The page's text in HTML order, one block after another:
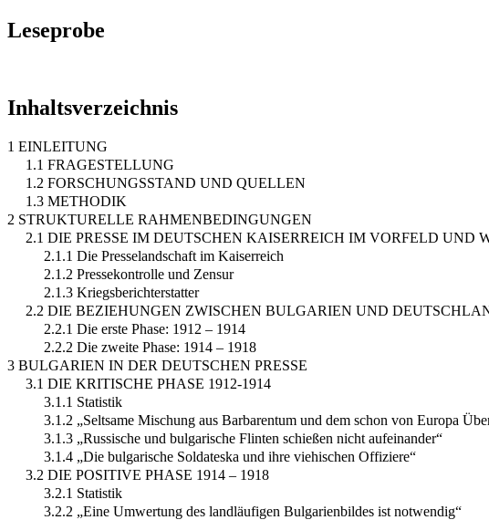
Leseprobe
Inhaltsverzeichnis
1 EINLEITUNG
1.1 FRAGESTELLUNG
1.2 FORSCHUNGSSTAND UND QUELLEN
1.3 METHODIK
2 STRUKTURELLE RAHMENBEDINGUNGEN
2.1 DIE PRESSE IM DEUTSCHEN KAISERREICH IM VORFELD UND
2.1.1 Die Presselandschaft im Kaiserreich
2.1.2 Pressekontrolle und Zensur
2.1.3 Kriegsberichterstatter
2.2 DIE BEZIEHUNGEN ZWISCHEN BULGARIEN UND
2.2.1 Die erste Phase: 1912 – 1914
2.2.2 Die zweite Phase: 1914 – 1918
3 BULGARIEN IN DER DEUTSCHEN PRESSE
3.1 DIE KRITISCHE PHASE 1912-1914
3.1.1 Statistik
3.1.2 „Seltsame Mischung aus Barbarentum und dem schon von Europa
3.1.3 „Russische und bulgarische Flinten schießen nicht aufeinander“
3.1.4 „Die bulgarische Soldateska und ihre viehischen Offiziere“
3.2 DIE POSITIVE PHASE 1914 – 1918
3.2.1 Statistik
3.2.2 „Eine Umwertung des landläufigen Bulgarienbildes ist notwendig“